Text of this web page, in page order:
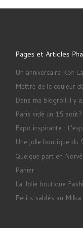
Pages et Articles
Un anniversaire Koh
Mettre de la couleur
Dans ma blogroll il y
Paris vidé un 15 août?
Expo inspirante :
Une jolie boutique du
Quelque part en
Panier
La Jolie boutique
Petits sablés au Milka